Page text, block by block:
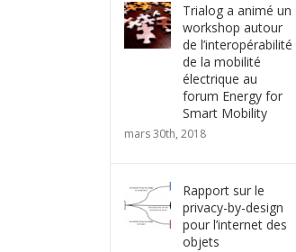
Trialog a animé un
workshop autour
de l’interopérabilité
de la mobilité
électrique au
forum Energy for
Smart Mobility
mars 30th, 2018
Rapport sur le
privacy-by-design
pour l’internet des
objets